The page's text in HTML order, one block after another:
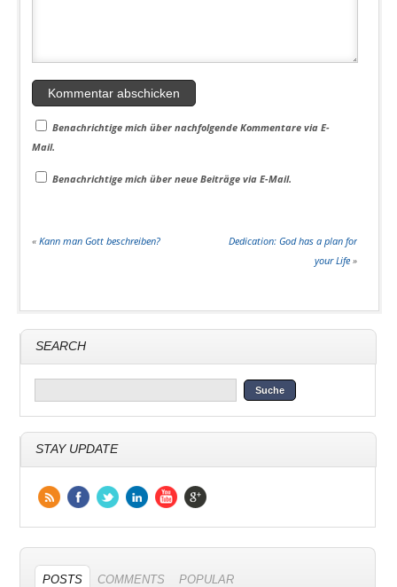
Benachrichtige mich über nachfolgende Kommentare via E-
Mail.
Benachrichtige mich über neue Beiträge via E-Mail.
« Kann man Gott beschreiben?
Dedication: God has a plan for
your Life »
SEARCH
STAY UPDATE
POSTS COMMENTS POPULAR